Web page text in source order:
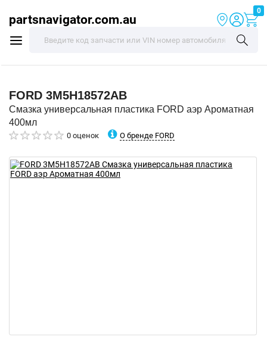
partsnavigator.com.au
0
FORD 3M5H18572AB
Смазка универсальная пластика FORD аэр Ароматная
400мл
0 оценок О бренде FORD